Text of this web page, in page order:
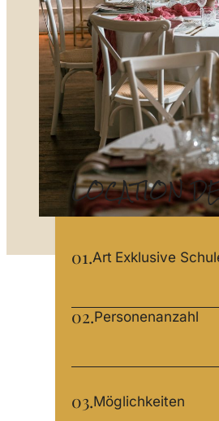
LOCATION
01.Art Exklusive
02.Personenanzahl
03.Möglichkeiten